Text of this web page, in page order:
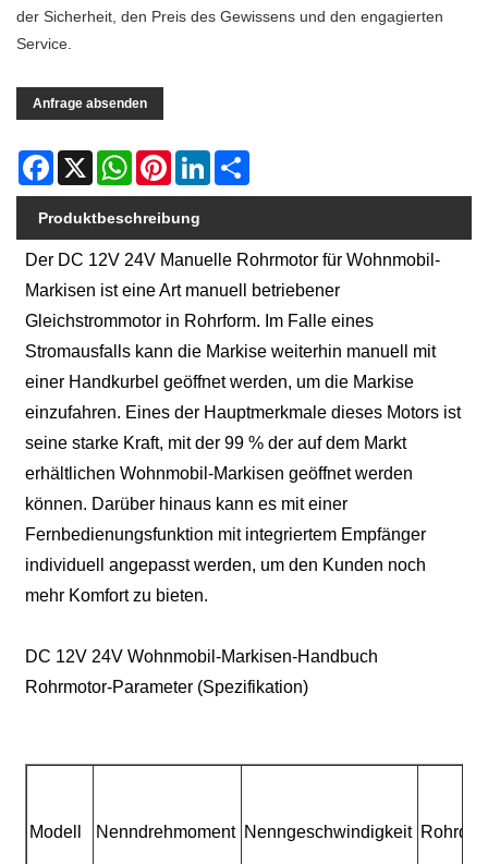
der Sicherheit, den Preis des Gewissens und den engagierten
Service.
Anfrage absenden
Facebook
X WhatsAppPinterestLinkedIn
Produktbeschreibung
Der DC 12V 24V Manuelle Rohrmotor für Wohnmobil-
Markisen ist eine Art manuell betriebener
Gleichstrommotor in Rohrform. Im Falle eines
Stromausfalls kann die Markise weiterhin manuell mit
einer Handkurbel geöffnet werden, um die Markise
einzufahren. Eines der Hauptmerkmale dieses Motors ist
seine starke Kraft, mit der 99 % der auf dem Markt
erhältlichen Wohnmobil-Markisen geöffnet werden
können. Darüber hinaus kann es mit einer
Fernbedienungsfunktion mit integriertem Empfänger
individuell angepasst werden, um den Kunden noch
mehr Komfort zu bieten.
DC 12V 24V Wohnmobil-Markisen-Handbuch
Rohrmotor-Parameter (Spezifikation)
Modell Nenndrehmoment Nenngeschwindigkeit